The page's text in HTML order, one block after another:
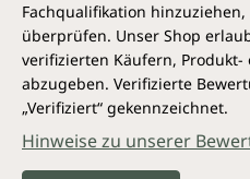
Fachqualifikation
überprüfen. Unser Shop
verifizierten Käufern,
abzugeben. Verifizierte
„Verifiziert“ gekennzeichnet.
Hinweise zu unserer